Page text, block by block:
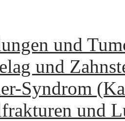
und
und
Syndrom
und